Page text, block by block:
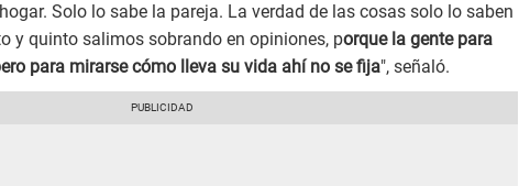
Solo lo sabe la pareja. La verdad de las cosas solo lo saben
y quinto salimos sobrando en opiniones, porque la gente para
para mirarse cómo lleva su vida ahí no se fija", señaló.